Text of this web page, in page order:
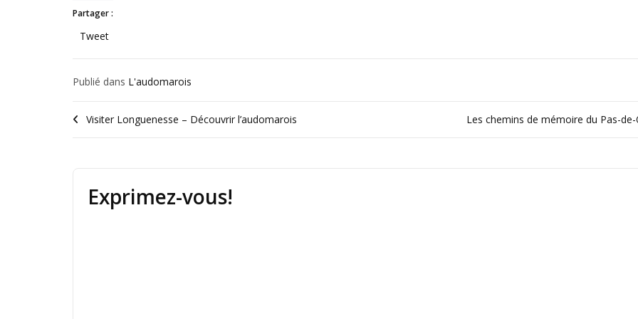
Partager :
Tweet
Publié dans L'audomarois
Visiter Longuenesse – Découvrir l’audomarois Les chemins de mémoire du Pas-de-
Exprimez-vous!